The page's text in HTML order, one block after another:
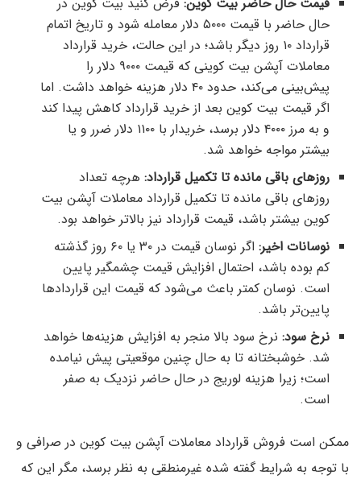
حال حاضر با قیمت ۵۰۰۰ دلار معامله شود و تاریخ اتمام
قرارداد ۱۰ روز دیگر باشد؛ در این حالت، خرید قرارداد
معاملات آپشن بیت کوینی که قیمت ۹۰۰۰ دلار را
پیش‌بینی می‌کند، حدود ۴۰ دلار هزینه خواهد داشت. اما
اگر قیمت بیت کوین بعد از خرید قرارداد کاهش پیدا کند
و به مرز ۴۰۰۰ دلار برسد، خریدار با ۱۱۰۰ دلار ضرر و یا
بیشتر مواجه خواهد شد.
روز‌های باقی مانده تا تکمیل قرارداد: هرچه تعداد
روز‌های باقی مانده تا تکمیل قرارداد معاملات آپشن بیت
کوین بیشتر باشد، قیمت قرارداد نیز بالاتر خواهد بود.
نوسانات اخیر:
اگر نوسان قیمت در ۳۰ یا ۶۰ روز گذشته
کم بوده باشد، احتمال افزایش قیمت چشمگیر پایین
است. نوسان کمتر باعث می‌شود که قیمت این قرارداد‌ها
پایین‌تر باشد.
نرخ سود: نرخ سود بالا منجر به افزایش هزینه‌ها خواهد
شد. خوشبختانه تا به حال چنین موقعیتی پیش نیامده
است؛ زیرا هزینه لوریج در حال حاضر نزدیک به صفر
است.
ممکن است فروش قرارداد معاملات آپشن بیت کوین در صرافی و
با توجه به شرایط گفته شده غیرمنطقی به نظر برسد، مگر این که